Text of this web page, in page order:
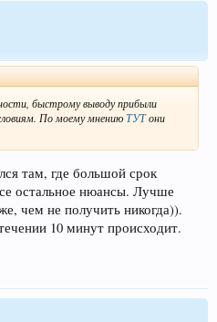
быстрому выводу прибыли
По моему мнениюТУТони
там, где большой срок
остальное нюансы. Лучше
чем не получить никогда)).
10 минут происходит.